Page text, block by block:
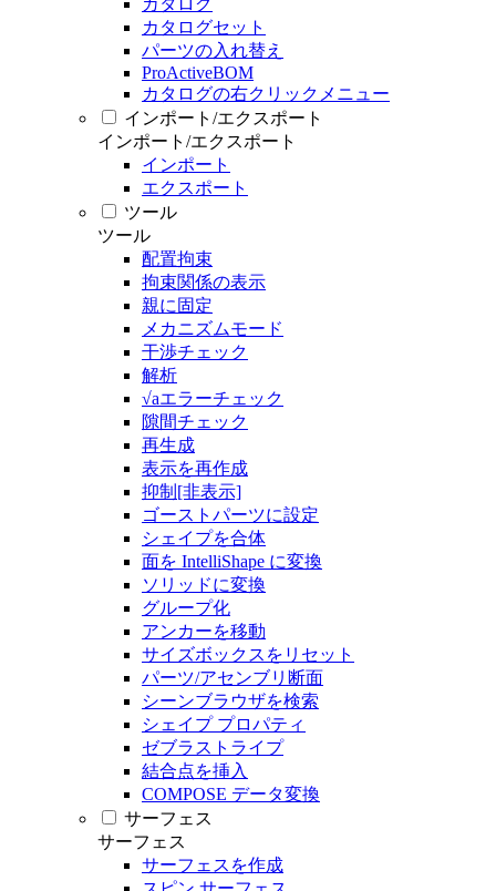
カタログ
カタログセット
パーツの入れ替え
ProActiveBOM
カタログの右クリックメニュー
インポート/エクスポート
インポート/エクスポート
インポート
エクスポート
ツール
ツール
配置拘束
拘束関係の表示
親に固定
メカニズムモード
干渉チェック
解析
√aエラーチェック
隙間チェック
再生成
表示を再作成
抑制[非表示]
ゴーストパーツに設定
シェイプを合体
面を IntelliShape に変換
ソリッドに変換
グループ化
アンカーを移動
サイズボックスをリセット
パーツ/アセンブリ断面
シーンブラウザを検索
シェイプ プロパティ
ゼブラストライプ
結合点を挿入
COMPOSE データ変換
サーフェス
サーフェス
サーフェスを作成